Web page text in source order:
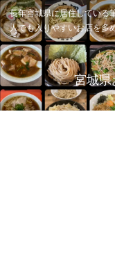
長年宮城県に居住している
人でも入りやすいお店を多
宮城